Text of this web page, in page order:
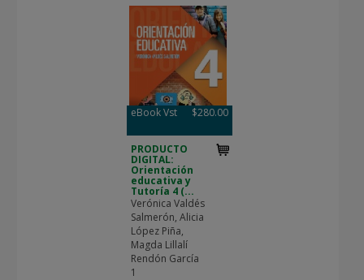
eBook Vst $280.00
PRODUCTO
DIGITAL:
Orientación
educativa y
Tutoría 4 (...
Verónica Valdés
Salmerón, Alicia
López Piña,
Magda Lillalí
Rendón García
1